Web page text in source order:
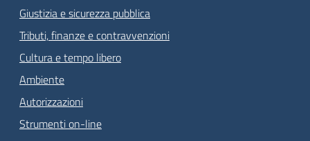
Giustizia e sicurezza pubblica
Tributi, finanze e contravvenzioni
Cultura e tempo libero
Ambiente
Autorizzazioni
Strumenti on-line